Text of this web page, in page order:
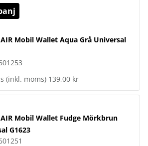
AIR Mobil Wallet Aqua Grå Universal
(inkl. moms) 139,00 kr
AIR Mobil Wallet Fudge Mörkbrun
G1623